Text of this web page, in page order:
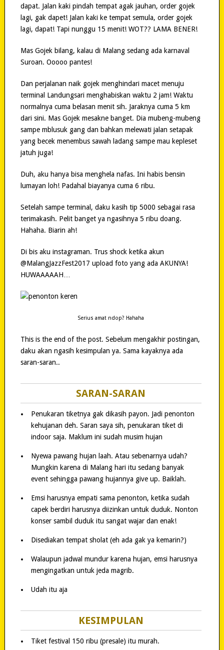
dapat. Jalan kaki pindah tempat agak jauhan, order gojek
lagi, gak dapet! Jalan kaki ke tempat semula, order gojek
lagi, dapat! Tapi nunggu 15 menit! WOT?? LAMA BENER!
Mas Gojek bilang, kalau di Malang sedang ada karnaval
Suroan. Ooooo pantes!
Dan perjalanan naik gojek menghindari macet menuju
terminal Landungsari menghabiskan waktu 2 jam! Waktu
normalnya cuma belasan menit sih. Jaraknya cuma 5 km
dari sini. Mas Gojek mesakne banget. Dia mubeng-mubeng
sampe mblusuk gang dan bahkan melewati jalan setapak
yang becek menembus sawah ladang sampe mau kepleset
jatuh juga!
Duh, aku hanya bisa menghela nafas. Ini habis bensin
lumayan loh! Padahal biayanya cuma 6 ribu.
Setelah sampe terminal, daku kasih tip 5000 sebagai rasa
terimakasih. Pelit banget ya ngasihnya 5 ribu doang.
Hahaha. Biarin ah!
Di bis aku instagraman. Trus shock ketika akun
@MalangJazzFest2017 upload foto yang ada AKUNYA!
HUWAAAAAH…
Serius amat ndop? Hahaha
This is the end of the post. Sebelum mengakhir postingan,
daku akan ngasih kesimpulan ya. Sama kayaknya ada
saran-saran..
SARAN-SARAN
Penukaran tiketnya gak dikasih payon. Jadi penonton
kehujanan deh. Saran saya sih, penukaran tiket di
indoor saja. Maklum ini sudah musim hujan
Nyewa pawang hujan laah. Atau sebenarnya udah?
Mungkin karena di Malang hari itu sedang banyak
event sehingga pawang hujannya give up. Baiklah.
Emsi harusnya empati sama penonton, ketika sudah
capek berdiri harusnya diizinkan untuk duduk. Nonton
konser sambil duduk itu sangat wajar dan enak!
Disediakan tempat sholat (eh ada gak ya kemarin?)
Walaupun jadwal mundur karena hujan, emsi harusnya
mengingatkan untuk jeda magrib.
Udah itu aja
KESIMPULAN
Tiket festival 150 ribu (presale) itu murah.